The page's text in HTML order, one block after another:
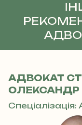
АДВОКАТ
ОЛЕКСАНДР